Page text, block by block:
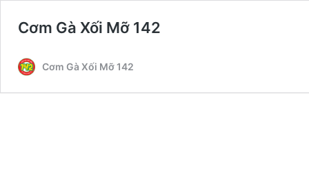
Cơm Gà Xối Mỡ 142
Cơm Gà Xối Mỡ 142